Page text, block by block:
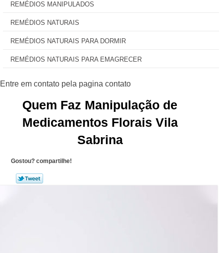
REMÉDIOS MANIPULADOS
REMÉDIOS NATURAIS
REMÉDIOS NATURAIS PARA DORMIR
REMÉDIOS NATURAIS PARA EMAGRECER
Quem Faz Manipulação de
Medicamentos Florais Vila
Sabrina
Gostou? compartilhe!